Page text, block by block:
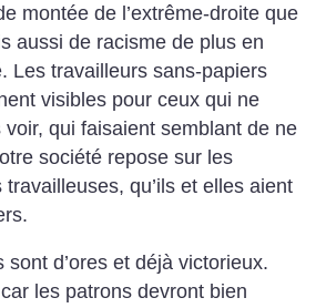
montée de l’extrême-droite que
aussi de racisme de plus en
Les travailleurs sans-papiers
visibles pour ceux qui ne
qui faisaient semblant de ne
société repose sur les
qu’ils et elles aient
sont d’ores et déjà victorieux.
les patrons devront bien